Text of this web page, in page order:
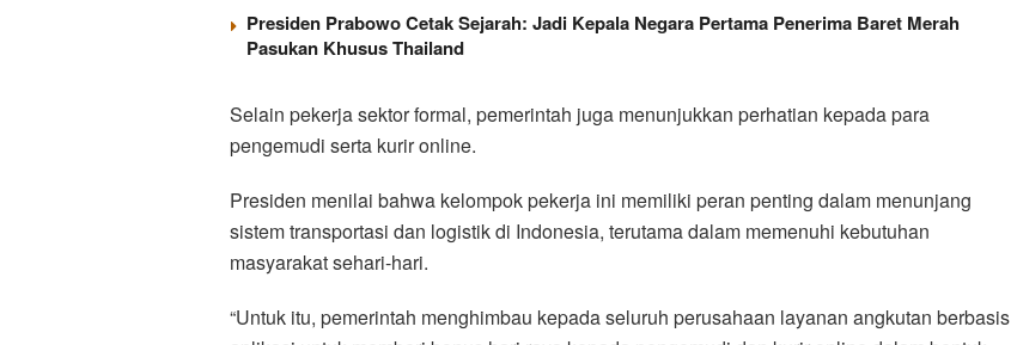
Presiden Prabowo Cetak Sejarah: Jadi Kepala Negara Pertama Penerima Baret Merah
Pasukan Khusus Thailand
Selain pekerja sektor formal, pemerintah juga menunjukkan perhatian kepada para
pengemudi serta kurir online.
Presiden menilai bahwa kelompok pekerja ini memiliki peran penting dalam menunjang
sistem transportasi dan logistik di Indonesia, terutama dalam memenuhi kebutuhan
masyarakat sehari-hari.
“Untuk itu, pemerintah menghimbau kepada seluruh perusahaan layanan angkutan berbasis